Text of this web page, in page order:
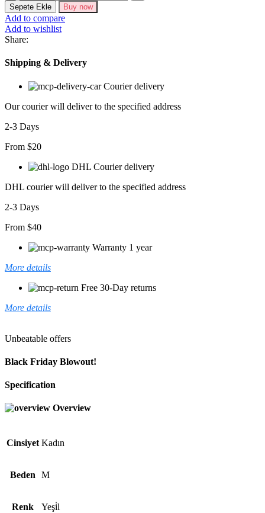
Yırtmaç
Detaylı
Elbise
adet
Sepete Ekle Buy now
Add to compare
Add to wishlist
Share:
Shipping & Delivery
Courier delivery
Our courier will deliver to the specified address
2-3 Days
From $20
DHL Courier delivery
DHL courier will deliver to the specified address
2-3 Days
From $40
Warranty 1 year
More details
Free 30-Day returns
More details
Unbeatable offers
Black Friday Blowout!
Specification
Overview
Cinsiyet Kadın
Beden M
Renk Yeşi̇l